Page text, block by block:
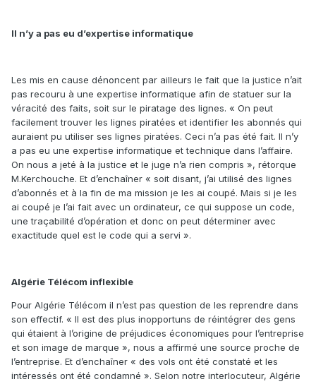
Il n’y a pas eu d’expertise informatique
Les mis en cause dénoncent par ailleurs le fait que la justice n’ait
pas recouru à une expertise informatique afin de statuer sur la
véracité des faits, soit sur le piratage des lignes. « On peut
facilement trouver les lignes piratées et identifier les abonnés qui
auraient pu utiliser ses lignes piratées. Ceci n’a pas été fait. Il n’y
a pas eu une expertise informatique et technique dans l’affaire.
On nous a jeté à la justice et le juge n’a rien compris », rétorque
M.Kerchouche. Et d’enchaîner « soit disant, j’ai utilisé des lignes
d’abonnés et à la fin de ma mission je les ai coupé. Mais si je les
ai coupé je l’ai fait avec un ordinateur, ce qui suppose un code,
une traçabilité d’opération et donc on peut déterminer avec
exactitude quel est le code qui a servi ».
Algérie Télécom inflexible
Pour Algérie Télécom il n’est pas question de les reprendre dans
son effectif. « Il est des plus inopportuns de réintégrer des gens
qui étaient à l’origine de préjudices économiques pour l’entreprise
et son image de marque », nous a affirmé une source proche de
l’entreprise. Et d’enchaîner « des vols ont été constaté et les
intéressés ont été condamné ». Selon notre interlocuteur, Algérie